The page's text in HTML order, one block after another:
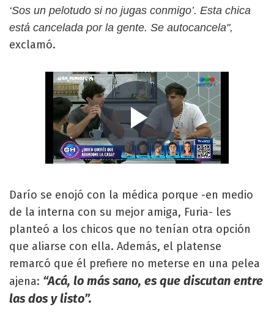
‘Sos un pelotudo si no jugas conmigo’. Esta chica
está cancelada por la gente. Se autocancela",
exclamó.
Darío se enojó con la médica porque -en medio
de la interna con su mejor amiga, Furia- les
planteó a los chicos que no tenían otra opción
que aliarse con ella. Además, el platense
remarcó que él prefiere no meterse en una pelea
ajena: “Acá, lo más sano, es que discutan entre
las dos y listo”.